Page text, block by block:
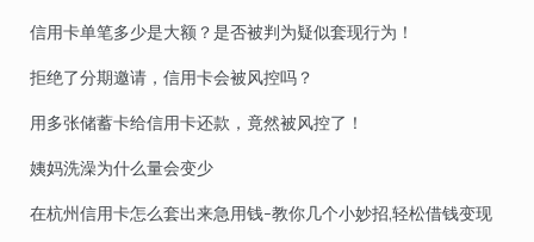
信用卡单笔多少是大额？是否被判为疑似套现行为！
拒绝了分期邀请，信用卡会被风控吗？
用多张储蓄卡给信用卡还款，竟然被风控了！
姨妈洗澡为什么量会变少
在杭州信用卡怎么套出来急用钱-教你几个小妙招,轻松借钱变现